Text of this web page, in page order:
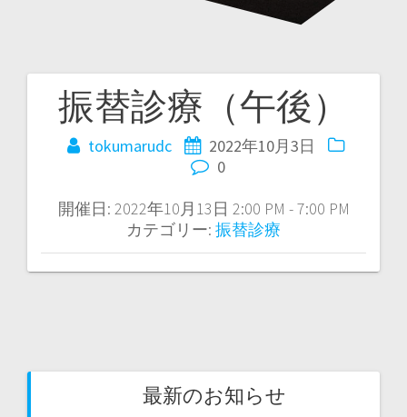
振替診療（午後）
tokumarudc
2022年10月3日
0
開催日: 2022年10月13日 2:00 PM - 7:00 PM
カテゴリー: 振替診療
最新のお知らせ